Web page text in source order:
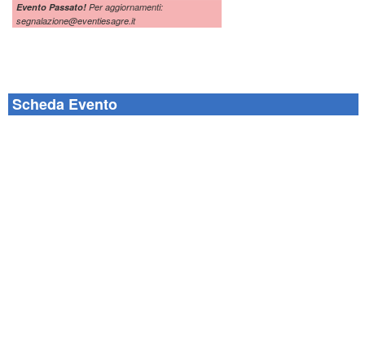
Evento Passato! Per aggiornamenti:
segnalazione@eventiesagre.it
Scheda Evento